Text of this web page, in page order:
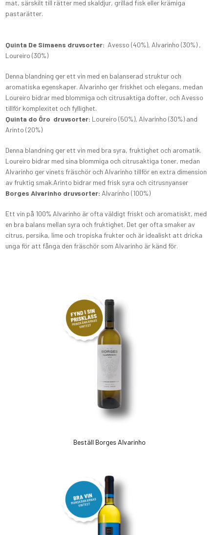
mat, särskilt till rätter med skaldjur, grillad fisk eller krämiga
pastarätter.
Quinta De Simaens druvsorter: Avesso (40%), Alvarinho (30%) ,
Loureiro (30%)
Denna blandning ger ett vin med en balanserad struktur och
aromatiska egenskaper. Alvarinho ger friskhet och elegans, medan
Loureiro bidrar med blommiga och citrusaktiga dofter, och Avesso
tillför komplexitet och fyllighet.
Quinta do Ôro druvsorter: Loureiro (50%), Alvarinho (30%) and
Arinto (20%)
Denna blandning ger ett vin med bra syra, fruktighet och aromatik.
Loureiro bidrar med sina blommiga och citrusaktiga toner, medan
Alvarinho ger vinets fräschör och Alvarinho tillför en extra dimension
av fruktig smak.Arinto bidrar med frisk syra och citrusnyanser
Borges Alvarinho druvsorter: Alvarinho (100%)
Ett vin på 100% Alvarinho är ofta väldigt friskt och aromatiskt, med
en bra balans mellan syra och fruktighet. Det ger ofta smaker av
citrus, persika, lime och tropiska frukter och är idealiskt att dricka
unga för att fånga den fräschör som Alvarinho är känd för.
Beställ Borges Alvarinho